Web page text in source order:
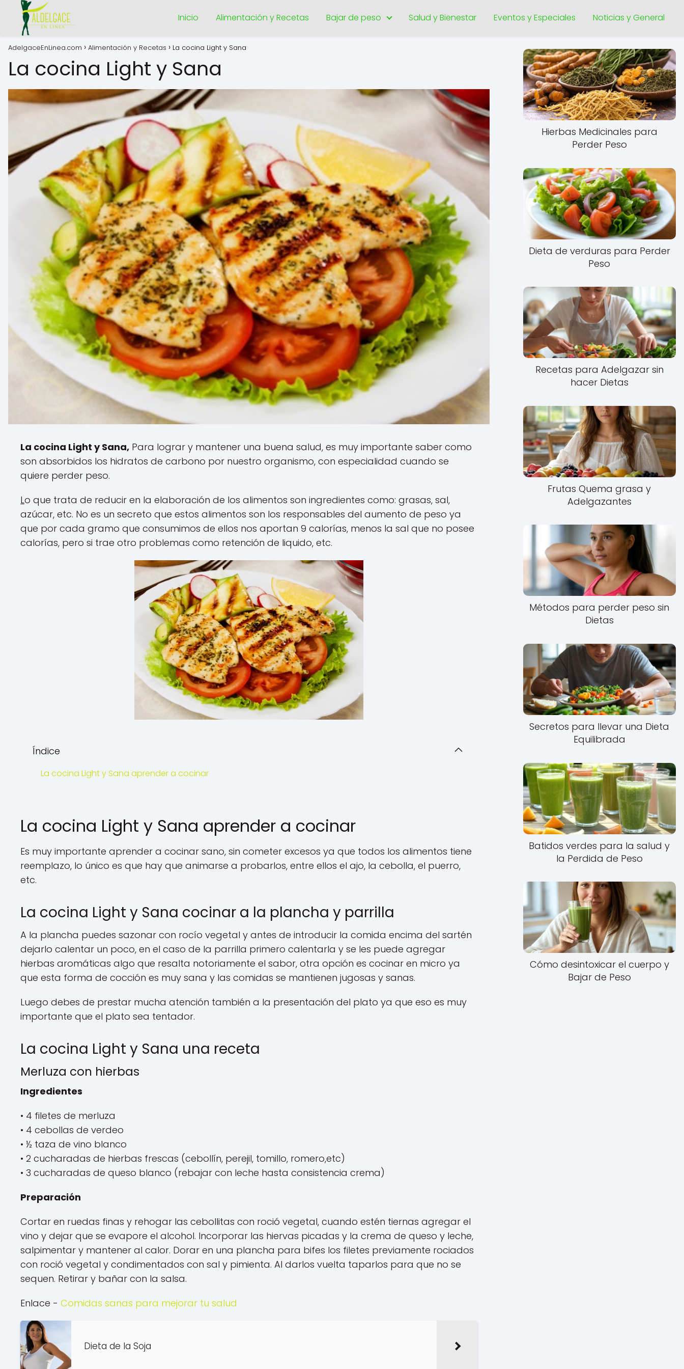
Inicio Alimentación y Recetas Bajar de peso Salud y Bienestar Eventos y Especiales Noticias y General
AdelgaceEnLinea.com Alimentación y Recetas La cocina Light y Sana
La cocina Light y Sana
La cocina Light y Sana, Para lograr y mantener una buena salud, es muy importante saber como
son absorbidos los hidratos de carbono por nuestro organismo, con especialidad cuando se
quiere perder peso.
Lo que trata de reducir en la elaboración de los alimentos son ingredientes como: grasas, sal,
azúcar, etc. No es un secreto que estos alimentos son los responsables del aumento de peso ya
que por cada gramo que consumimos de ellos nos aportan 9 calorías, menos la sal que no posee
calorías, pero si trae otro problemas como retención de liquido, etc.
Índice
La cocina Light y Sana aprender a cocinar
La cocina Light y Sana aprender a cocinar
Es muy importante aprender a cocinar sano, sin cometer excesos ya que todos los alimentos tiene
reemplazo, lo único es que hay que animarse a probarlos, entre ellos el ajo, la cebolla, el puerro,
etc.
La cocina Light y Sana cocinar a la plancha y parrilla
A la plancha puedes sazonar con rocío vegetal y antes de introducir la comida encima del sartén
dejarlo calentar un poco, en el caso de la parrilla primero calentarla y se les puede agregar
hierbas aromáticas algo que resalta notoriamente el sabor, otra opción es cocinar en micro ya
que esta forma de cocción es muy sana y las comidas se mantienen jugosas y sanas.
Luego debes de prestar mucha atención también a la presentación del plato ya que eso es muy
importante que el plato sea tentador.
La cocina Light y Sana una receta
Merluza con hierbas
Ingredientes
• 4 filetes de merluza
• 4 cebollas de verdeo
• ½ taza de vino blanco
• 2 cucharadas de hierbas frescas (cebollín, perejil, tomillo, romero,etc)
• 3 cucharadas de queso blanco (rebajar con leche hasta consistencia crema)
Preparación
Cortar en ruedas finas y rehogar las cebollitas con roció vegetal, cuando estén tiernas agregar el
vino y dejar que se evapore el alcohol. Incorporar las hiervas picadas y la crema de queso y leche,
salpimentar y mantener al calor. Dorar en una plancha para bifes los filetes previamente rociados
con roció vegetal y condimentados con sal y pimienta. Al darlos vuelta taparlos para que no se
sequen. Retirar y bañar con la salsa.
Enlace - Comidas sanas para mejorar tu salud
Dieta de la Soja
Hierbas Medicinales para
Perder Peso
Dieta de verduras para Perder
Peso
Recetas para Adelgazar sin
hacer Dietas
Frutas Quema grasa y
Adelgazantes
Métodos para perder peso sin
Dietas
Secretos para llevar una Dieta
Equilibrada
Batidos verdes para la salud y
la Perdida de Peso
Cómo desintoxicar el cuerpo y
Bajar de Peso